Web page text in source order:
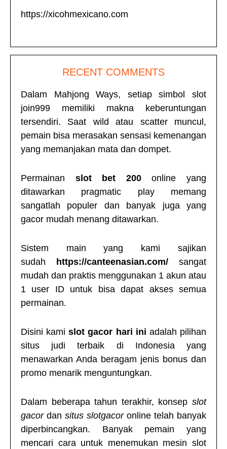
https://xicohmexicano.com
RECENT COMMENTS
Dalam Mahjong Ways, setiap simbol slot
join999 memiliki makna keberuntungan
tersendiri. Saat wild atau scatter muncul,
pemain bisa merasakan sensasi kemenangan
yang memanjakan mata dan dompet.
Permainan slot bet 200online yang
ditawarkan pragmatic play memang
sangatlah populer dan banyak juga yang
gacor mudah menang ditawarkan.
Sistem main yang kami sajikan
sudah
https://canteenasian.com/ sangat
mudah dan praktis menggunakan 1 akun atau
1 user ID untuk bisa dapat akses semua
permainan.
Disini kamislot gacor hari ini adalah pilihan
situs judi terbaik di Indonesia yang
menawarkan Anda beragam jenis bonus dan
promo menarik menguntungkan.
Dalam beberapa tahun terakhir, konsep slot
gacordan situs slotgacoronline telah banyak
diperbincangkan. Banyak pemain yang
mencari cara untuk menemukan mesin slot